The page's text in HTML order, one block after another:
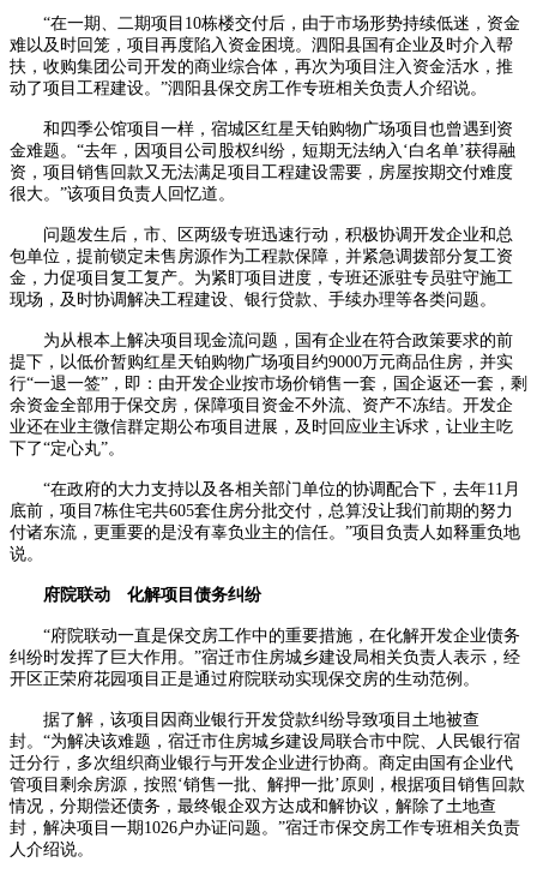
“在一期、二期项目10栋楼交付后，由于市场形势持续低迷，资金
难以及时回笼，项目再度陷入资金困境。泗阳县国有企业及时介入帮
扶，收购集团公司开发的商业综合体，再次为项目注入资金活水，推
动了项目工程建设。”泗阳县保交房工作专班相关负责人介绍说。
和四季公馆项目一样，宿城区红星天铂购物广场项目也曾遇到资
金难题。“去年，因项目公司股权纠纷，短期无法纳入‘白名单’获得融
资，项目销售回款又无法满足项目工程建设需要，房屋按期交付难度
很大。”该项目负责人回忆道。
问题发生后，市、区两级专班迅速行动，积极协调开发企业和总
包单位，提前锁定未售房源作为工程款保障，并紧急调拨部分复工资
金，力促项目复工复产。为紧盯项目进度，专班还派驻专员驻守施工
现场，及时协调解决工程建设、银行贷款、手续办理等各类问题。
为从根本上解决项目现金流问题，国有企业在符合政策要求的前
提下，以低价暂购红星天铂购物广场项目约9000万元商品住房，并实
行“一退一签”，即：由开发企业按市场价销售一套，国企返还一套，剩
余资金全部用于保交房，保障项目资金不外流、资产不冻结。开发企
业还在业主微信群定期公布项目进展，及时回应业主诉求，让业主吃
下了“定心丸”。
“在政府的大力支持以及各相关部门单位的协调配合下，去年11月
底前，项目7栋住宅共605套住房分批交付，总算没让我们前期的努力
付诸东流，更重要的是没有辜负业主的信任。”项目负责人如释重负地
说。
府院联动 化解项目债务纠纷
“府院联动一直是保交房工作中的重要措施，在化解开发企业债务
纠纷时发挥了巨大作用。”宿迁市住房城乡建设局相关负责人表示，经
开区正荣府花园项目正是通过府院联动实现保交房的生动范例。
据了解，该项目因商业银行开发贷款纠纷导致项目土地被查
封。“为解决该难题，宿迁市住房城乡建设局联合市中院、人民银行宿
迁分行，多次组织商业银行与开发企业进行协商。商定由国有企业代
管项目剩余房源，按照‘销售一批、解押一批’原则，根据项目销售回款
情况，分期偿还债务，最终银企双方达成和解协议，解除了土地查
封，解决项目一期1026户办证问题。”宿迁市保交房工作专班相关负责
人介绍说。